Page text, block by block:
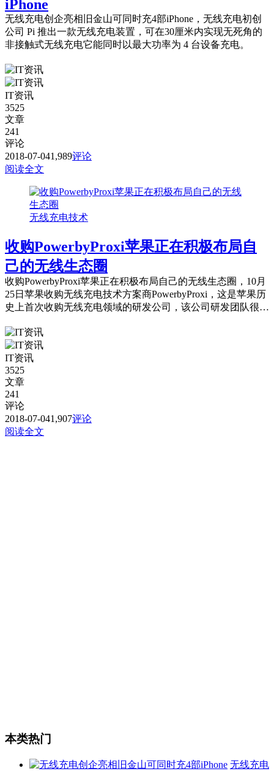
iPhone
无线充电创企亮相旧金山可同时充4部iPhone，无线充电初创
公司 Pi 推出一款无线充电装置，可在30厘米内实现无死角的
非接触式无线充电它能同时以最大功率为 4 台设备充电。
IT资讯
3525
文章
241
评论
2018-07-041,989评论
阅读全文
无线充电技术
收购PowerbyProxi苹果正在积极布局自
己的无线生态圈
收购PowerbyProxi苹果正在积极布局自己的无线生态圈，10月
25日苹果收购无线充电技术方案商PowerbyProxi，这是苹果历
史上首次收购无线充电领域的研发公司，该公司研发团队很可
IT资讯
3525
文章
241
评论
2018-07-041,907评论
阅读全文
本类热门
无线充电